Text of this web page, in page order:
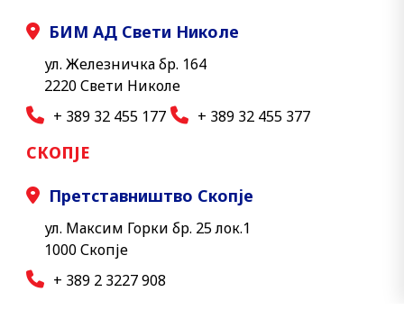
БИМ АД Свети Николе
ул. Железничка бр. 164
2220 Свети Николе
+ 389 32 455 177
+ 389 32 455 377
СКОПЈЕ
Претставништво Скопје
ул. Максим Горки бр. 25 лок.1
1000 Скопје
+ 389 2 3227 908